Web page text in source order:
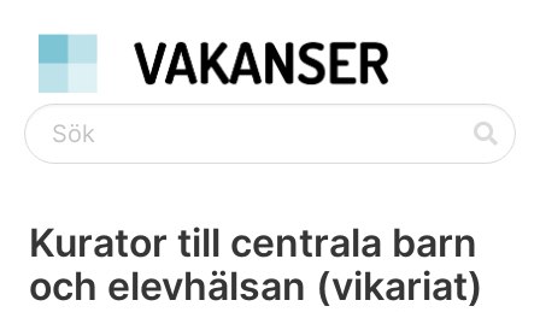
Kurator till centrala barn
och elevhälsan (vikariat)